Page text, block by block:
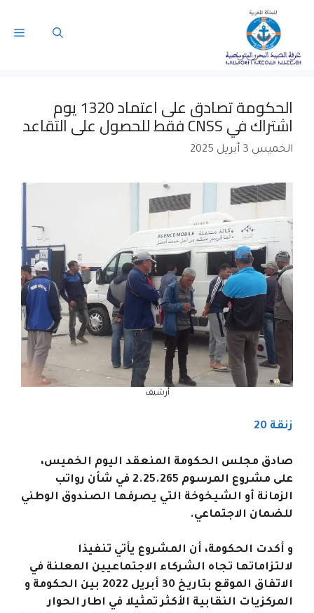
الحكومة تصادق على اعتماد 1320 يوم
اشتراك في CNSS فقط للحصول على التقاعد
الخميس 3 أبريل 2025
أرشيف
زنقة 20
صادق مجلس الحكومة المنعقد اليوم الخميس،
على مشروع المرسوم 2.25.265 في شأن رواتب
الزمانة أو الشيخوخة التي يصرفها الصندوق الوطني
للضمان الاجتماعي.
و أكدت الحكومة، أن المشروع يأتي تنفيذا
لالتزاماتها تجاه الشركاء الاجتماعيين المعلنة في
الاتفاق الموقع بتاريخ 30 أبريل 2022 بين الحكومة و
المركزيات النقابية الأكثر تمثيلا في اطار الحوار